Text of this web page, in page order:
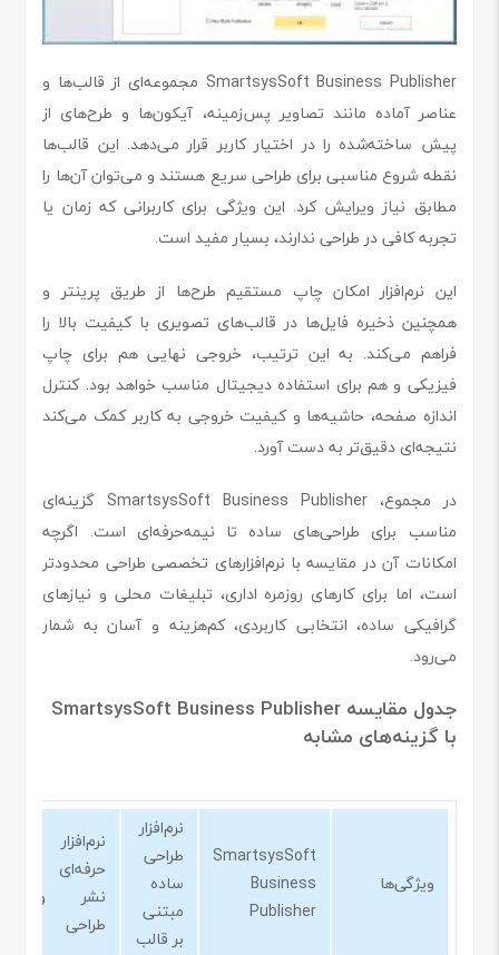
SmartsysSoft Business Publisher مجموعه‌ای از قالب‌ها و
عناصر آماده مانند تصاویر پس‌زمینه، آیکون‌ها و طرح‌های از
پیش ساخته‌شده را در اختیار کاربر قرار می‌دهد. این قالب‌ها
نقطه شروع مناسبی برای طراحی سریع هستند و می‌توان آن‌ها را
مطابق نیاز ویرایش کرد. این ویژگی برای کاربرانی که زمان یا
تجربه کافی در طراحی ندارند، بسیار مفید است.
این نرم‌افزار امکان چاپ مستقیم طرح‌ها از طریق پرینتر و
همچنین ذخیره فایل‌ها در قالب‌های تصویری با کیفیت بالا را
فراهم می‌کند. به این ترتیب، خروجی نهایی هم برای چاپ
فیزیکی و هم برای استفاده دیجیتال مناسب خواهد بود. کنترل
اندازه صفحه، حاشیه‌ها و کیفیت خروجی به کاربر کمک می‌کند
نتیجه‌ای دقیق‌تر به دست آورد.
در مجموع، SmartsysSoft Business Publisher گزینه‌ای
مناسب برای طراحی‌های ساده تا نیمه‌حرفه‌ای است. اگرچه
امکانات آن در مقایسه با نرم‌افزارهای تخصصی طراحی محدودتر
است، اما برای کارهای روزمره اداری، تبلیغات محلی و نیازهای
گرافیکی ساده، انتخابی کاربردی، کم‌هزینه و آسان به شمار
می‌رود.
جدول مقایسه SmartsysSoft Business Publisher
با گزینه‌های مشابه
ویژگی‌ها
SmartsysSoft
Business
Publisher
نرم‌افزار
طراحی
ساده
مبتنی
بر قالب
نرم‌افزار
حرفه‌ای
نشر و
طراحی